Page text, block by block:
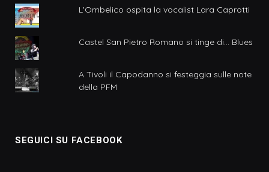
L'Ombelico ospita la vocalist Lara Caprotti
Castel San Pietro Romano si tinge di... Blues
A Tivoli il Capodanno si festeggia sulle note
della PFM
SEGUICI SU FACEBOOK